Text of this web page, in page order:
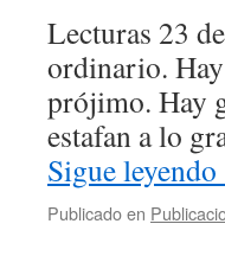
Lecturas 23
ordinario. Hay
prójimo. Hay
estafan a lo
Sigue leyendo
Publicado en